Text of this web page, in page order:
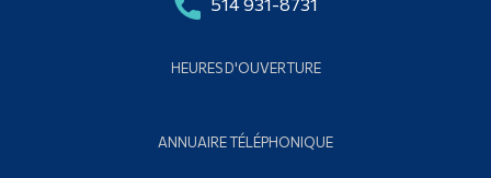
HEURES D'OUVERTURE
ANNUAIRE TÉLÉPHONIQUE